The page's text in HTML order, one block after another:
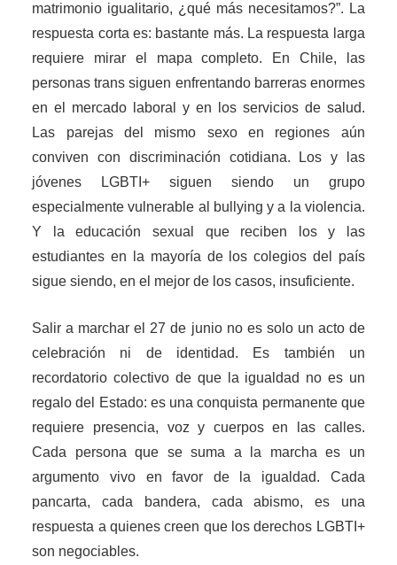
matrimonio igualitario, ¿qué más necesitamos?”. La
respuesta corta es: bastante más. La respuesta larga
requiere mirar el mapa completo. En Chile, las
personas trans siguen enfrentando barreras enormes
en el mercado laboral y en los servicios de salud.
Las parejas del mismo sexo en regiones aún
conviven con discriminación cotidiana. Los y las
jóvenes LGBTI+ siguen siendo un grupo
especialmente vulnerable al bullying y a la violencia.
Y la educación sexual que reciben los y las
estudiantes en la mayoría de los colegios del país
sigue siendo, en el mejor de los casos, insuficiente.
Salir a marchar el 27 de junio no es solo un acto de
celebración ni de identidad. Es también un
recordatorio colectivo de que la igualdad no es un
regalo del Estado: es una conquista permanente que
requiere presencia, voz y cuerpos en las calles.
Cada persona que se suma a la marcha es un
argumento vivo en favor de la igualdad. Cada
pancarta, cada bandera, cada abismo, es una
respuesta a quienes creen que los derechos LGBTI+
son negociables.